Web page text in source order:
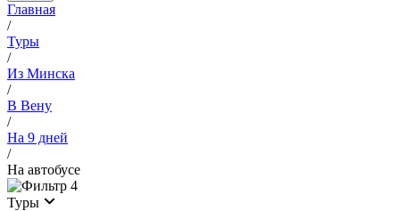
Главная
/
Туры
/
Из Минска
/
В Вену
/
На 9 дней
/
На автобусе
4
Туры